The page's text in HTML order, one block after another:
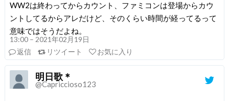
WW2は終わってからカウント、ファミコンは登場からカウ
ントしてるからアレだけど、そのくらい時間が経ってるって
意味ではそうだよね。
13:00 – 2021年02月19日
返信
リツイート お気に入り
明日歌＊
@Capriccioso123